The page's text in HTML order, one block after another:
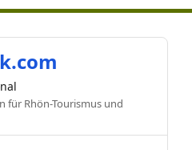
für Rhön-Tourismus und